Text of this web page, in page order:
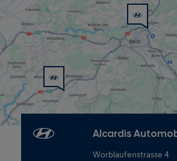
Alcardis
Worblaufenstrasse 4